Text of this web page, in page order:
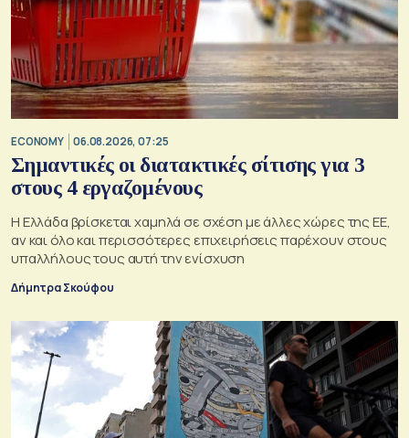
ECONOMY 06.08.2026, 07:25
Σημαντικές οι διατακτικές σίτισης για 3
στους 4 εργαζομένους
Η Ελλάδα βρίσκεται χαμηλά σε σχέση με άλλες χώρες της ΕΕ,
αν και όλο και περισσότερες επιχειρήσεις παρέχουν στους
υπαλλήλους τους αυτή την ενίσχυση
Δήμητρα Σκούφου